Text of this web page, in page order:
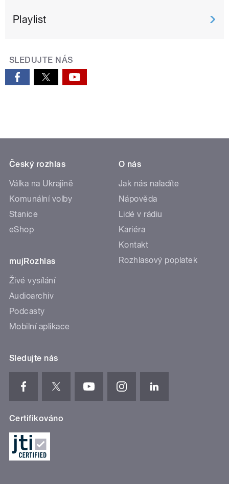
Playlist
SLEDUJTE NÁS
Český rozhlas
Válka na Ukrajině
Komunální volby
Stanice
eShop
mujRozhlas
Živé vysílání
Audioarchiv
Podcasty
Mobilní aplikace
O nás
Jak nás naladíte
Nápověda
Lidé v rádiu
Kariéra
Kontakt
Rozhlasový poplatek
Sledujte nás
Certifikováno